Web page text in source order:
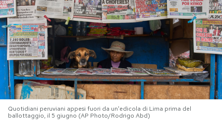
PODCAST
NEWSLETTER
I MIEI PREFERITI
SHOP
Quotidiani peruviani appesi fuori da un'edicola di Lima prima del
ballottaggio, il 5 giugno (AP Photo/Rodrigo Abd)